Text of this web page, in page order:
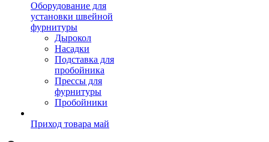
Оборудование для
установки швейной
фурнитуры
Дырокол
Насадки
Подставка для
пробойника
Прессы для
фурнитуры
Пробойники
Приход товара май